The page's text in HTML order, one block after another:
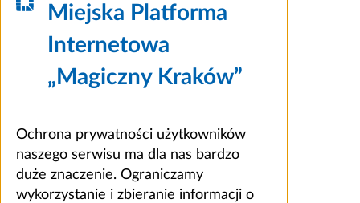
Miejska Platforma
Internetowa
„Magiczny Kraków”
Ochrona prywatności użytkowników
naszego serwisu ma dla nas bardzo
duże znaczenie. Ograniczamy
wykorzystanie i zbieranie informacji o